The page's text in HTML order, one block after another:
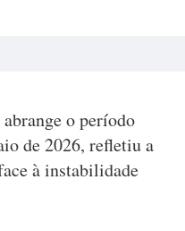
o período
de 2026, refletiu a
à instabilidade